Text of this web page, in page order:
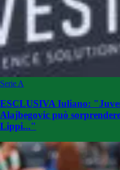
Serie A
ESCLUSIVA Iuliano:
Alajbegovic può
Lippi..."